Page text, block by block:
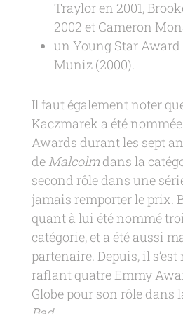
Traylor en 2001,
2002 et Cameron
un Young Star
Muniz (2000).
Il faut également noter
Kaczmarek a été
Awards durant les sept
de Malcolm dans la
second rôle dans une
jamais remporter le prix.
quant à lui été nommé
catégorie, et a été aussi
partenaire. Depuis, il
raflant quatre Emmy
Globe pour son rôle dans